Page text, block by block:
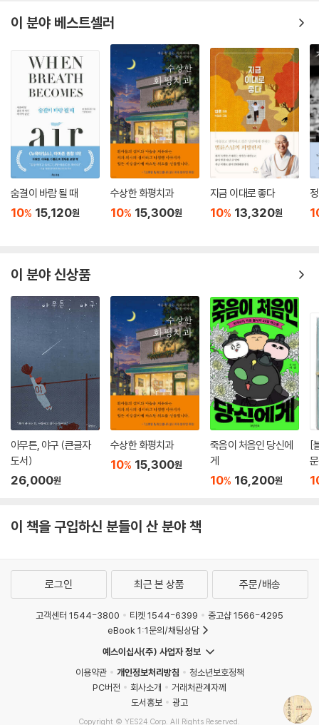
이 분야 베스트셀러
숨결이 바람 될 때
10% 15,120원
수상한 화평치과
10% 15,300원
지금 이대로 좋다
10% 13,320원
이 분야 신상품
아무튼, 야구 (큰글자
도서)
26,000원
수상한 화평치과
10% 15,300원
죽음이 처음인 당신에
게
10% 16,200원
[
이 책을 구입하신 분들이 산 분야 책
로그인 최근 본 상품 주문/배송
고객센터 1544-3800 티켓 1544-6399
중고샵 1566-4295
eBook 1:1문의/채팅상담
예스이십사(주) 사업자 정보
이용약관
개인정보처리방침
청소년보호정책
PC버전
회사소개
거래처관계자께
도서홍보
광고
Copyright © YES24 Corp. All Rights Reserved.